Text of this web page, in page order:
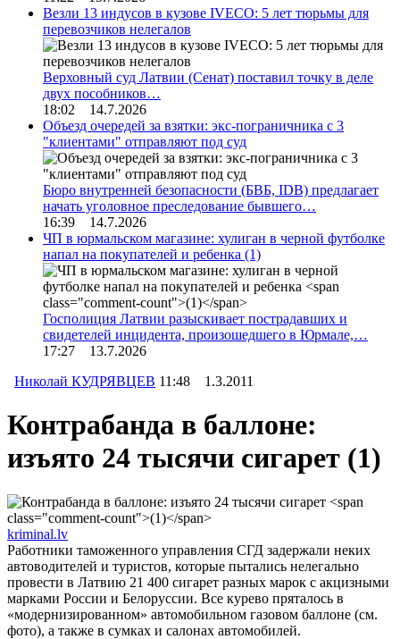
Везли 13 индусов в кузове IVECO: 5 лет тюрьмы для
перевозчиков нелегалов
Верховный суд Латвии (Сенат) поставил точку в деле
двух пособников…
18:02 14.7.2026
Объезд очередей за взятки: экс-пограничника с 3
"клиентами" отправляют под суд
Бюро внутренней безопасности (БВБ, IDB) предлагает
начать уголовное преследование бывшего…
16:39 14.7.2026
ЧП в юрмальском магазине: хулиган в черной футболке
напал на покупателей и ребенка (1)
Госполиция Латвии разыскивает пострадавших и
свидетелей инцидента, произошедшего в Юрмале,…
17:27 13.7.2026
Николай КУДРЯВЦЕВ 11:48 1.3.2011
Контрабанда в баллоне:
изъято 24 тысячи сигарет (1)
kriminal.lv
Работники таможенного управления СГД задержали неких
автоводителей и туристов, которые пытались нелегально
провести в Латвию 21 400 сигарет разных марок с акцизными
марками России и Белоруссии. Все курево пряталось в
«модернизированном» автомобильном газовом баллоне (см.
фото), а также в сумках и салонах автомобилей.